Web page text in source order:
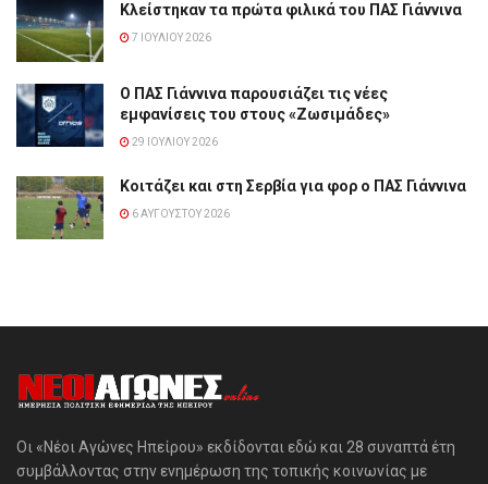
Κλείστηκαν τα πρώτα φιλικά του ΠΑΣ Γιάννινα
7 ΙΟΥΛΊΟΥ 2026
Ο ΠΑΣ Γιάννινα παρουσιάζει τις νέες
εμφανίσεις του στους «Ζωσιμάδες»
29 ΙΟΥΛΊΟΥ 2026
Κοιτάζει και στη Σερβία για φορ ο ΠΑΣ Γιάννινα
6 ΑΥΓΟΎΣΤΟΥ 2026
Οι «Νέοι Αγώνες Ηπείρου» εκδίδονται εδώ και 28 συναπτά έτη
συμβάλλοντας στην ενημέρωση της τοπικής κοινωνίας με